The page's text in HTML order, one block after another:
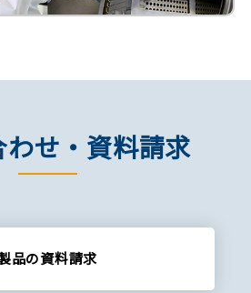
わせ・資料請求
品の資料請求